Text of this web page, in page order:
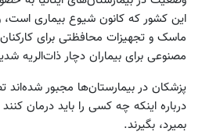
این کشور که کانون شیوع بیماری
ماسک و تجهیزات محافظتی برای
مصنوعی برای بیماران دچار ذات‌الریه
پزشکان در بیمارستان‌ها مجبور
درباره اینکه چه کسی را باید درمان
بمیرد، بگیرند.